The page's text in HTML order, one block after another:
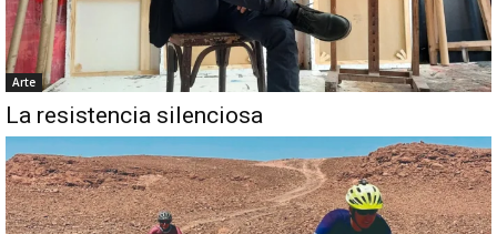
Arte
La resistencia silenciosa